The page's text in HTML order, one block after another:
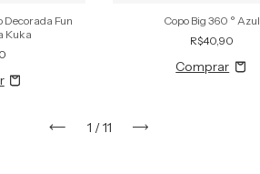
Decorada Fun
Kuka
Copo Big 360 ° Azul
R$40,90
1 /11